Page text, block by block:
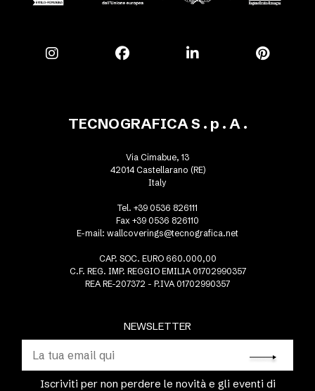
NEWSLETTER
Iscriviti per non perdere le novità e gli eventi di
TECNOGRAFICA S . p . A .
Via Cimabue, 13
42014 Castellarano (RE)
Italy
Tel. +39 0536 826111
Fax +39 0536 826110
E-mail: wallcoverings@tecnografica.net
CAP. SOC. EURO 660.000,00
C.F. REG. IMP. REGGIO EMILIA 01702990357
REA RE-207372 - P.IVA 01702990357